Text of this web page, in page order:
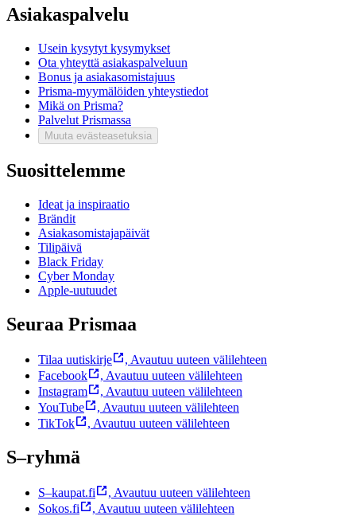
Asiakaspalvelu
Usein kysytyt kysymykset
Ota yhteyttä asiakaspalveluun
Bonus ja asiakasomistajuus
Prisma-myymälöiden yhteystiedot
Mikä on Prisma?
Palvelut Prismassa
Muuta evästeasetuksia
Suosittelemme
Ideat ja inspiraatio
Brändit
Asiakasomistajapäivät
Tilipäivä
Black Friday
Cyber Monday
Apple-uutuudet
Seuraa Prismaa
Tilaa uutiskirje , Avautuu uuteen välilehteen
Facebook
, Avautuu uuteen välilehteen
Instagram
, Avautuu uuteen välilehteen
YouTube
, Avautuu uuteen välilehteen
TikTok
, Avautuu uuteen välilehteen
S–ryhmä
S–kaupat.fi , Avautuu uuteen välilehteen
Sokos.fi
, Avautuu uuteen välilehteen